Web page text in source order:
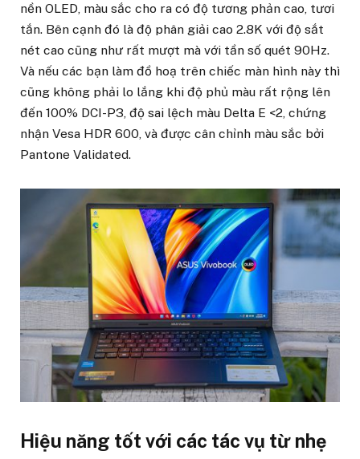
nền OLED, màu sắc cho ra có độ tương phản cao, tươi
tắn. Bên cạnh đó là độ phân giải cao 2.8K với độ sắt
nét cao cũng như rất mượt mà với tần số quét 90Hz.
Và nếu các bạn làm đồ hoạ trên chiếc màn hình này thì
cũng không phải lo lắng khi độ phủ màu rất rộng lên
đến 100% DCI-P3, độ sai lệch màu Delta E <2, chứng
nhận Vesa HDR 600, và được cân chỉnh màu sắc bởi
Pantone Validated.
Hiệu năng tốt với các tác vụ từ nhẹ